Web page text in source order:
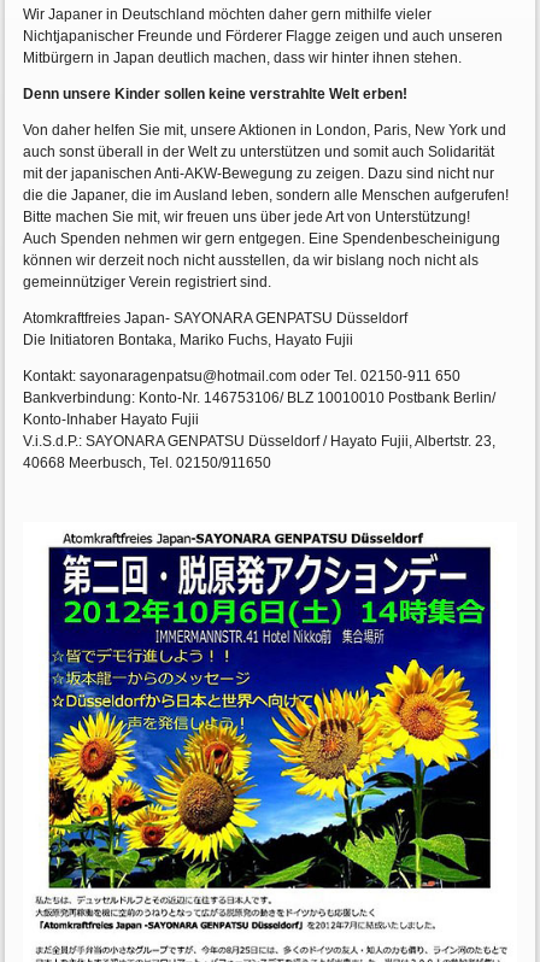
Wir Japaner in Deutschland möchten daher gern mithilfe vieler
Nichtjapanischer Freunde und Förderer Flagge zeigen und auch unseren
Mitbürgern in Japan deutlich machen, dass wir hinter ihnen stehen.
Denn unsere Kinder sollen keine verstrahlte Welt erben!
Von daher helfen Sie mit, unsere Aktionen in London, Paris, New York und
auch sonst überall in der Welt zu unterstützen und somit auch Solidarität
mit der japanischen Anti-AKW-Bewegung zu zeigen. Dazu sind nicht nur
die die Japaner, die im Ausland leben, sondern alle Menschen aufgerufen!
Bitte machen Sie mit, wir freuen uns über jede Art von Unterstützung!
Auch Spenden nehmen wir gern entgegen. Eine Spendenbescheinigung
können wir derzeit noch nicht ausstellen, da wir bislang noch nicht als
gemeinnütziger Verein registriert sind.
Atomkraftfreies Japan- SAYONARA GENPATSU Düsseldorf
Die Initiatoren Bontaka, Mariko Fuchs, Hayato Fujii
Kontakt: sayonaragenpatsu@hotmail.com oder Tel. 02150-911 650
Bankverbindung: Konto-Nr. 146753106/ BLZ 10010010 Postbank Berlin/
Konto-Inhaber Hayato Fujii
V.i.S.d.P.: SAYONARA GENPATSU Düsseldorf / Hayato Fujii, Albertstr. 23,
40668 Meerbusch, Tel. 02150/911650